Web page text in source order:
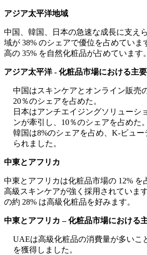
アジア太平洋地域
中国、韓国、日本の急速な成長に支え
域が 38% のシェアで優位を占めていま
高の 35% を自然化粧品が占めています。
アジア太平洋 - 化粧品市場における主
中国はスキンケアとオンライン販売
20％のシェアを占めた。
日本はアンチエイジングソリューシ
ンが牽引し、10％のシェアを占めた。
韓国は8%のシェアを占め、K-ビュー
られました。
中東とアフリカ
中東とアフリカは化粧品市場の 12% を
高級スキンケアが強く採用されていま
の約 28% は高級化粧品を好みます。
中東とアフリカ – 化粧品市場における
UAEは高級化粧品の消費量が多いこ
を獲得しました。